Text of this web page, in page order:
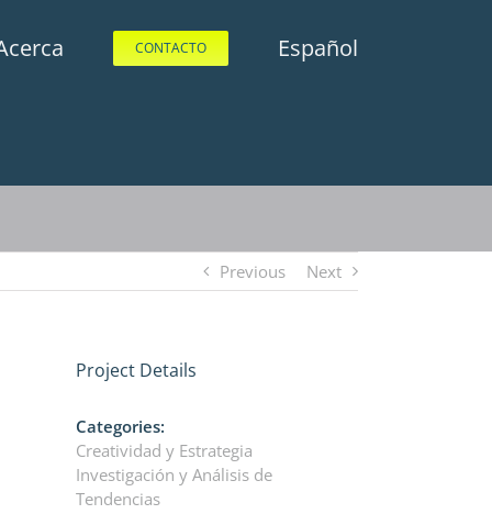
CONTACTO Español
Previous Next
Project Details
Categories:
Creatividad y Estrategia
Investigación y Análisis de
Tendencias